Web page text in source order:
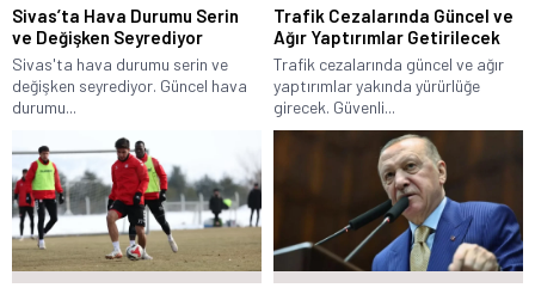
Sivas’ta Hava Durumu Serin
ve Değişken Seyrediyor
Sivas'ta hava durumu serin ve
değişken seyrediyor. Güncel hava
durumu...
Trafik Cezalarında Güncel ve
Ağır Yaptırımlar Getirilecek
Trafik cezalarında güncel ve ağır
yaptırımlar yakında yürürlüğe
girecek. Güvenli...